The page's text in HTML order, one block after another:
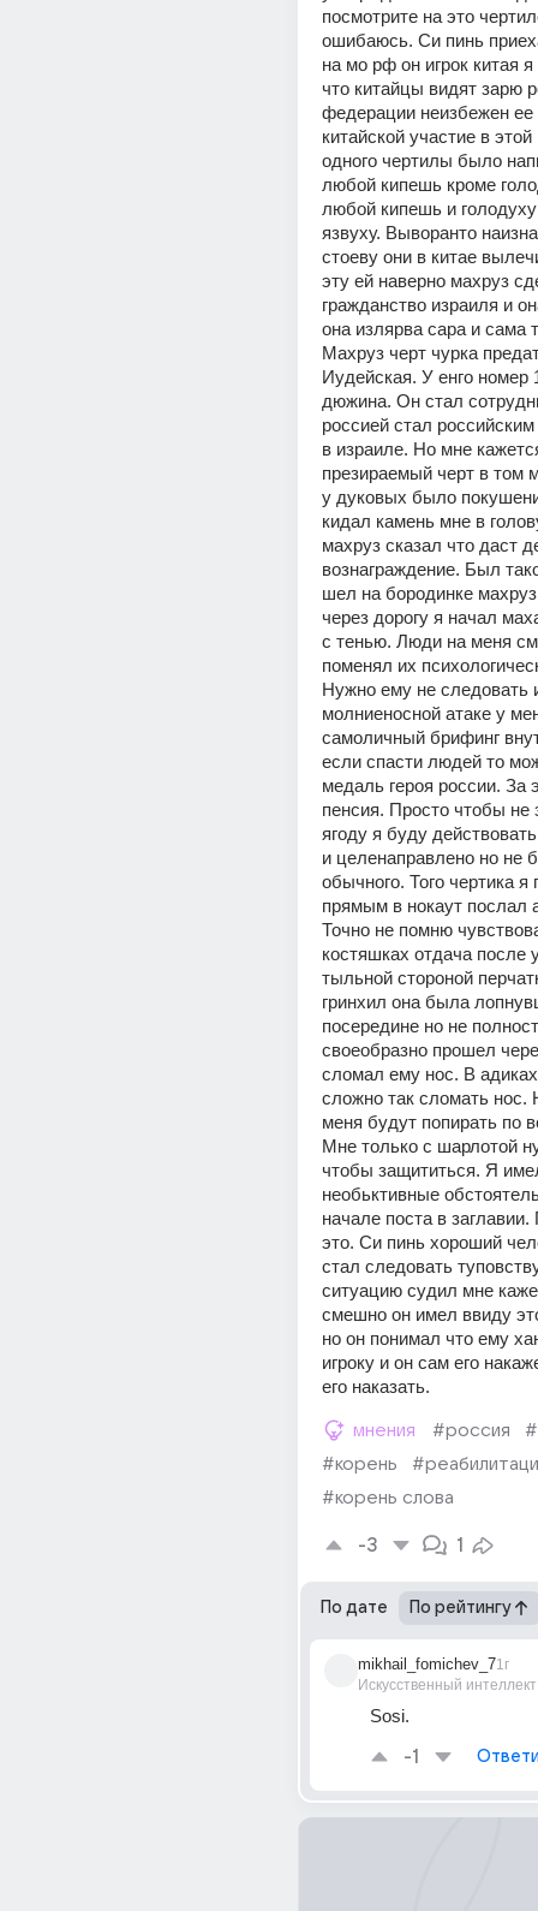
посмотрите на это
ошибаюсь. Си пинь
на мо рф он игрок китая
что китайцы видят зарю
федерации неизбежен ее
китайской участие в
одного чертилы было
любой кипешь кроме
любой кипешь и
язвуху. Выворанто
стоеву они в китае
эту ей наверно махруз
гражданство израиля и
она излярва сара и сама
Махруз черт чурка
Иудейская. У енго номер
дюжина. Он стал
россией стал
в израиле. Но мне
презираемый черт в том
у дуковых было
кидал камень мне в
махруз сказал что даст
вознаграждение. Был
шел на бородинке
через дорогу я начал
с тенью. Люди на меня
поменял их
Нужно ему не следовать
молниеносной атаке у
самоличный брифинг
если спасти людей то
медаль героя россии. За
пенсия. Просто чтобы не
ягоду я буду
и целенаправлено но не
обычного. Того чертика
прямым в нокаут послал
Точно не помню
костяшках отдача после
тыльной стороной
гринхил она была
посередине но не
своеобразно прошел
сломал ему нос. В
сложно так сломать нос.
меня будут попирать по
Мне только с шарлотой
чтобы защититься. Я
необьктивные
начале поста в
это. Си пинь хороший
стал следовать
ситуацию судил мне
смешно он имел ввиду
но он понимал что ему
игроку и он сам его
его наказать.
мнения #россия
#корень
#корень слова
-3 1
По дате По рейтингу
mikhail_fomichev_7
Искусственный интеллект
1г
Sosi.
-1